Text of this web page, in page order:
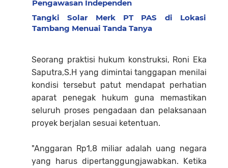
Pengawasan Independen
Tangki Solar Merk PT PAS di Lokasi
Tambang Menuai Tanda Tanya
Seorang praktisi hukum konstruksi, Roni Eka
Saputra,S.H yang dimintai tanggapan menilai
kondisi tersebut patut mendapat perhatian
aparat penegak hukum guna memastikan
seluruh proses pengadaan dan pelaksanaan
proyek berjalan sesuai ketentuan.
"Anggaran Rp1,8 miliar adalah uang negara
yang harus dipertanggungjawabkan. Ketika